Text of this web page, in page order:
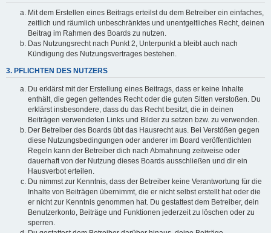
Mit dem Erstellen eines Beitrags erteilst du dem Betreiber ein einfaches,
zeitlich und räumlich unbeschränktes und unentgeltliches Recht, deinen
Beitrag im Rahmen des Boards zu nutzen.
Das Nutzungsrecht nach Punkt 2, Unterpunkt a bleibt auch nach
Kündigung des Nutzungsvertrages bestehen.
3. PFLICHTEN DES NUTZERS
Du erklärst mit der Erstellung eines Beitrags, dass er keine Inhalte
enthält, die gegen geltendes Recht oder die guten Sitten verstoßen. Du
erklärst insbesondere, dass du das Recht besitzt, die in deinen
Beiträgen verwendeten Links und Bilder zu setzen bzw. zu verwenden.
Der Betreiber des Boards übt das Hausrecht aus. Bei Verstößen gegen
diese Nutzungsbedingungen oder anderer im Board veröffentlichten
Regeln kann der Betreiber dich nach Abmahnung zeitweise oder
dauerhaft von der Nutzung dieses Boards ausschließen und dir ein
Hausverbot erteilen.
Du nimmst zur Kenntnis, dass der Betreiber keine Verantwortung für die
Inhalte von Beiträgen übernimmt, die er nicht selbst erstellt hat oder die
er nicht zur Kenntnis genommen hat. Du gestattest dem Betreiber, dein
Benutzerkonto, Beiträge und Funktionen jederzeit zu löschen oder zu
sperren.